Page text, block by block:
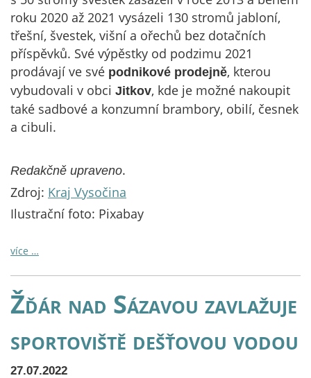
roku 2020 až 2021 vysázeli 130 stromů jabloní,
třešní, švestek, višní a ořechů bez dotačních
příspěvků. Své výpěstky od podzimu 2021
prodávají ve své podnikové prodejně, kterou
vybudovali v obci Jitkov, kde je možné nakoupit
také sadbové a konzumní brambory, obilí, česnek
a cibuli.
Redakčně upraveno.
Zdroj: Kraj Vysočina
Ilustrační foto: Pixabay
více …
Žďár nad Sázavou zavlažuje
sportoviště dešťovou vodou
27.07.2022